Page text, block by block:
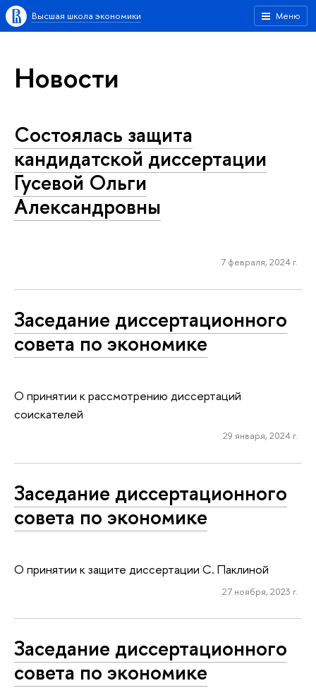
Меню
Высшая школа экономики
Новости
Состоялась защита
кандидатской диссертации
Гусевой Ольги
Александровны
7 февраля, 2024 г.
Заседание диссертационного
совета по экономике
О принятии к рассмотрению диссертаций
соискателей
29 января, 2024 г.
Заседание диссертационного
совета по экономике
О принятии к защите диссертации С. Паклиной
27 ноября, 2023 г.
Заседание диссертационного
совета по экономике